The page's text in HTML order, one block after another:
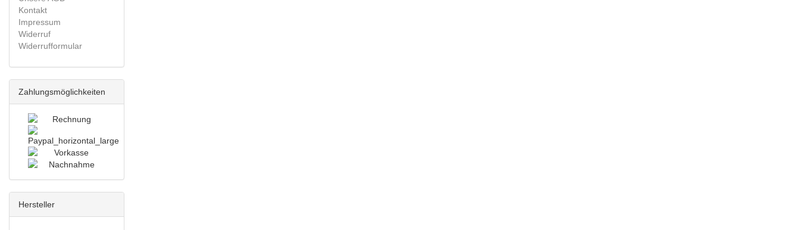
Kontakt
Impressum
Widerruf
Widerrufformular
Zahlungsmöglichkeiten
Hersteller